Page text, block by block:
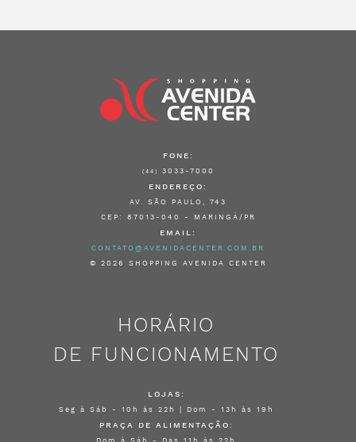
FONE:
(44) 3033-7000
ENDEREÇO:
AV. SÃO PAULO, 743
CEP: 87013-040 - MARINGÁ/PR
EMAIL:
CONTATO@AVENIDACENTER.COM.BR
© 2026 SHOPPING AVENIDA CENTER
HORÁRIO
DE FUNCIONAMENTO
LOJAS:
Seg à Sáb - 10h às 22h | Dom - 13h às 19h
PRAÇA DE ALIMENTAÇÃO:
Dom à Sáb - Das 11h às 22h